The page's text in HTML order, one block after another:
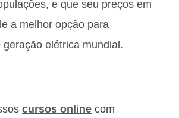
e que seu preços em
a melhor opção para
elétrica mundial.
cursos online com